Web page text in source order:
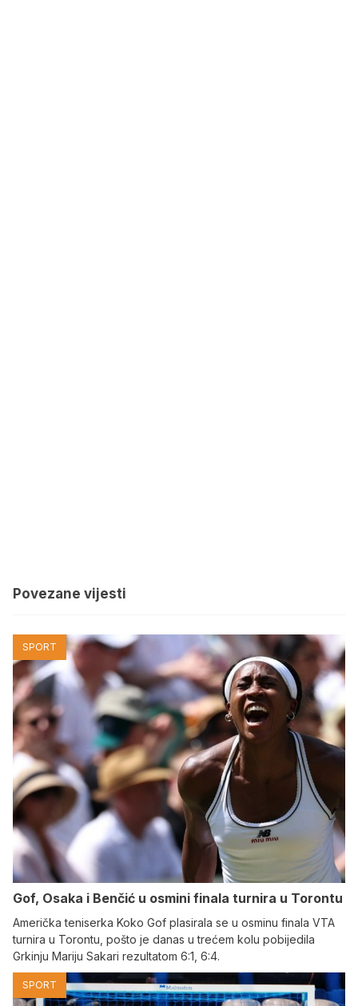
Povezane vijesti
SPORT
Gof, Osaka i Benčić u osmini finala turnira u Torontu
Američka teniserka Koko Gof plasirala se u osminu finala VTA
turnira u Torontu, pošto je danas u trećem kolu pobijedila
Grkinju Mariju Sakari rezultatom 6:1, 6:4.
SPORT